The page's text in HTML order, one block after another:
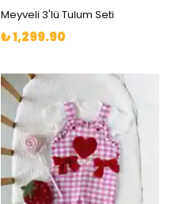
Meyveli 3'lü Tulum Seti
₺ 1,299.90